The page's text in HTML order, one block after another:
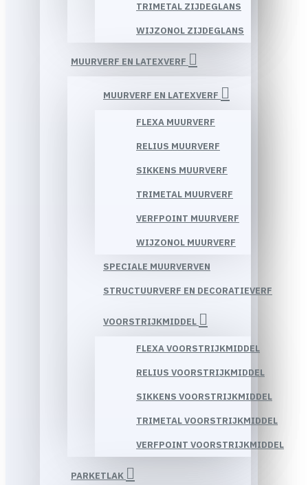
TRIMETAL ZIJDEGLANS
WIJZONOL ZIJDEGLANS
MUURVERF EN LATEXVERF
MUURVERF EN LATEXVERF
FLEXA MUURVERF
RELIUS MUURVERF
SIKKENS MUURVERF
TRIMETAL MUURVERF
VERFPOINT MUURVERF
WIJZONOL MUURVERF
SPECIALE MUURVERVEN
STRUCTUURVERF EN DECORATIEVERF
VOORSTRIJKMIDDEL
FLEXA VOORSTRIJKMIDDEL
RELIUS VOORSTRIJKMIDDEL
SIKKENS VOORSTRIJKMIDDEL
TRIMETAL VOORSTRIJKMIDDEL
VERFPOINT VOORSTRIJKMIDDEL
PARKETLAK